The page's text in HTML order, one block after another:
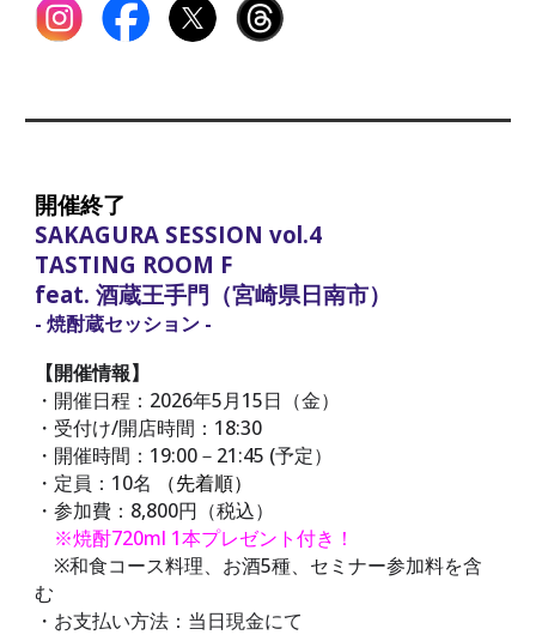
開催終了
SAKAGURA SESSION vol.4
TASTING ROOM F
feat. 酒蔵王手門（宮崎県日南市）
- 焼酎蔵セッション -
【開催情報】
・開催日程：2026年5月15日（金）
・受付け/開店時間： 18:30
・開催時間：19:00－21:45 (予定）
・定員： 10名
（先着順）
・参加費： 8,800円（税込）
※焼酎720ml 1本プレゼント付き！
※和食コース料理、お酒5種、セミナー参加料を含
む
・お支払い方法： 当日現金にて